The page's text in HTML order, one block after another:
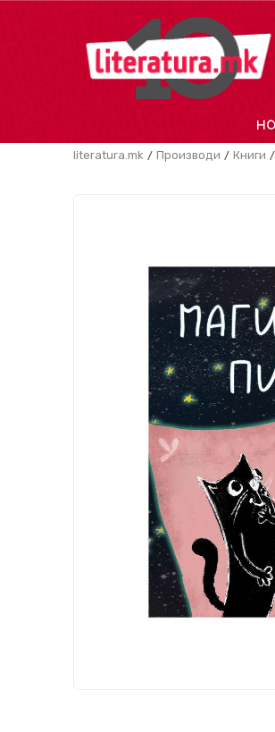
literatura.mk Производи Книги